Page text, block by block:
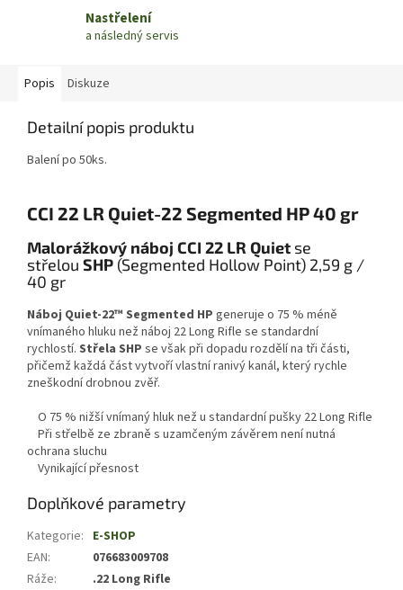
Nastřelení
a následný servis
Popis Diskuze
Detailní popis produktu
Balení po 50ks.
CCI 22 LR Quiet-22 Segmented HP 40 gr
Malorážkový náboj CCI 22 LR Quiet se
střelou SHP (Segmented Hollow Point) 2,59 g /
40 gr
Náboj Quiet-22™ Segmented HP generuje o 75 % méně
vnímaného hluku než náboj 22 Long Rifle se standardní
rychlostí. Střela SHP se však při dopadu rozdělí na tři části,
přičemž každá část vytvoří vlastní ranivý kanál, který rychle
zneškodní drobnou zvěř.
O 75 % nižší vnímaný hluk než u standardní pušky 22 Long Rifle
Při střelbě ze zbraně s uzamčeným závěrem není nutná
ochrana sluchu
Vynikající přesnost
Doplňkové parametry
Kategorie: E-SHOP
EAN:
076683009708
Ráže: .22 Long Rifle